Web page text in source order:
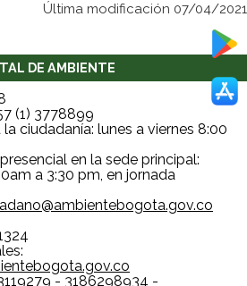
Última modificación 07/04/2021
DE AMBIENTE
(1) 3778899
ciudadanía: lunes a viernes 8:00
en la sede principal:
a 3:30 pm, en jornada
- 3186298934 -